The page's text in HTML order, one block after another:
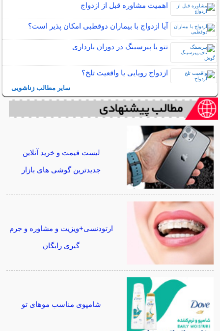
اهمیت مشاوره قبل از ازدواج
آیا ازدواج با بیماران دوقطبی امکان پذیر است؟
تتو یا پیرسینگ در دوران بارداری
ازدواج رویایی یا واقعیت تلخ؟
سایر مطالب زناشویی
لیست قیمت و خرید آنلاین
جدیدترین گوشی های بازار
ارتودنسی+ویزیت و مشاوره و جرم
گیری رایگان
شامپوی مناسب موهای تو